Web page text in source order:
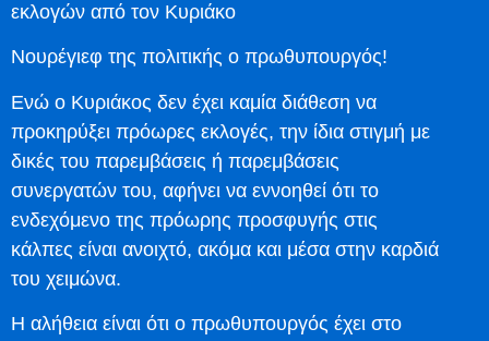
εκλογών από τον Κυριάκο
Νουρέγιεφ της πολιτικής ο πρωθυπουργός!
Ενώ ο Κυριάκος δεν έχει καμία διάθεση να
προκηρύξει πρόωρες εκλογές, την ίδια στιγμή με
δικές του παρεμβάσεις ή παρεμβάσεις
συνεργατών του, αφήνει να εννοηθεί ότι το
ενδεχόμενο της πρόωρης προσφυγής στις
κάλπες είναι ανοιχτό, ακόμα και μέσα στην καρδιά
του χειμώνα.
Η αλήθεια είναι ότι ο πρωθυπουργός έχει στο